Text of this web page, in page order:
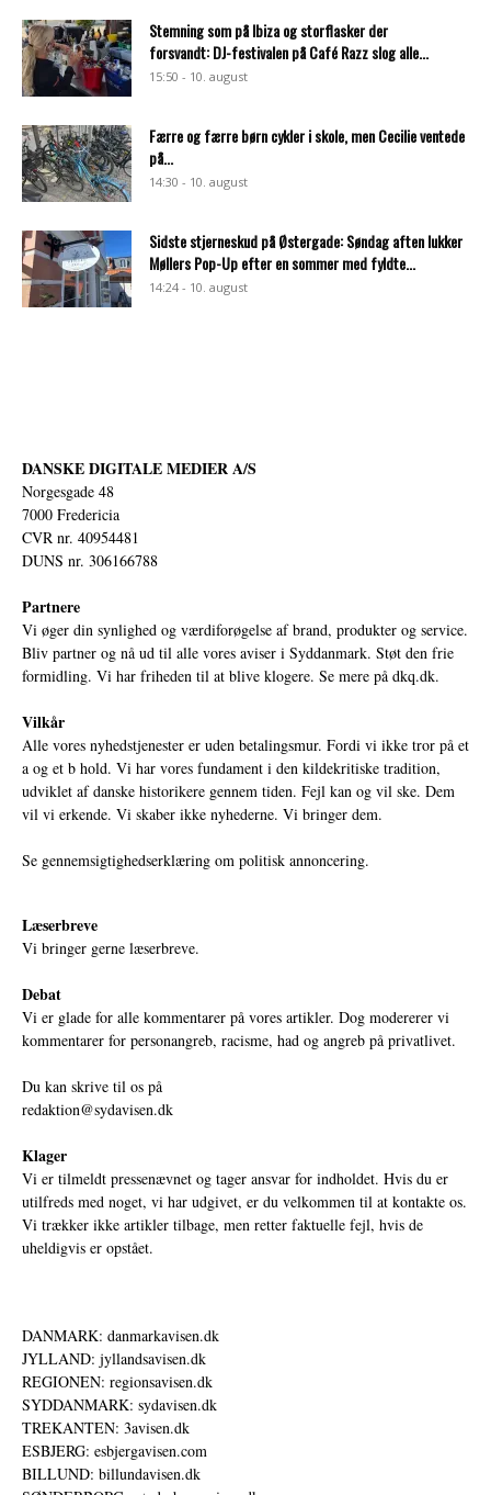
Stemning som på Ibiza og storflasker der
forsvandt: DJ-festivalen på Café Razz slog alle...
15:50 - 10. august
Færre og færre børn cykler i skole, men Cecilie ventede
på...
14:30 - 10. august
Sidste stjerneskud på Østergade: Søndag aften lukker
Møllers Pop-Up efter en sommer med fyldte...
14:24 - 10. august
DANSKE DIGITALE MEDIER A/S
Norgesgade 48
7000 Fredericia
CVR nr. 40954481
DUNS nr. 306166788
Partnere
Vi øger din synlighed og værdiforøgelse af brand, produkter og service.
Bliv partner og nå ud til alle vores aviser i Syddanmark. Støt den frie
formidling. Vi har friheden til at blive klogere. Se mere på dkq.dk.
Vilkår
Alle vores nyhedstjenester er uden betalingsmur. Fordi vi ikke tror på et
a og et b hold. Vi har vores fundament i den kildekritiske tradition,
udviklet af danske historikere gennem tiden. Fejl kan og vil ske. Dem
vil vi erkende. Vi skaber ikke nyhederne. Vi bringer dem.
Se gennemsigtighedserklæring om politisk annoncering.
Læserbreve
Vi bringer gerne læserbreve.
Debat
Vi er glade for alle kommentarer på vores artikler. Dog modererer vi
kommentarer for personangreb, racisme, had og angreb på privatlivet.
Du kan skrive til os på
redaktion@sydavisen.dk
Klager
Vi er tilmeldt pressenævnet og tager ansvar for indholdet. Hvis du er
utilfreds med noget, vi har udgivet, er du velkommen til at kontakte os.
Vi trækker ikke artikler tilbage, men retter faktuelle fejl, hvis de
uheldigvis er opstået.
DANMARK: danmarkavisen.dk
JYLLAND: jyllandsavisen.dk
REGIONEN: regionsavisen.dk
SYDDANMARK: sydavisen.dk
TREKANTEN: 3avisen.dk
ESBJERG: esbjergavisen.com
BILLUND: billundavisen.dk